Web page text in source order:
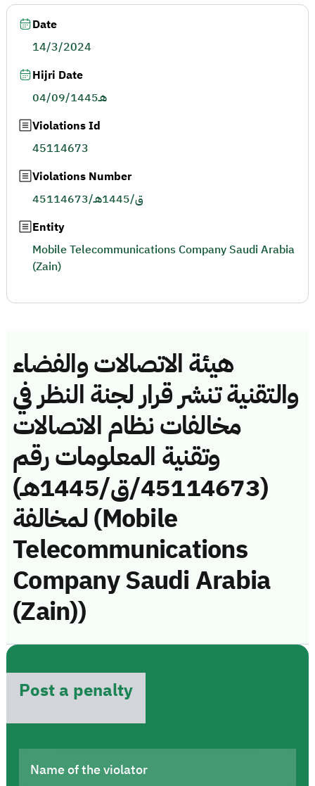
هيئة الاتصالات والفضاء
والتقنية تنشر قرار لجنة النظر في
مخالفات نظام الاتصالات
وتقنية المعلومات رقم
(45114673/ق/1445هـ)
لمخالفة (Mobile
Telecommunications
Company Saudi Arabia
(Zain))
Post a penalty
Name of the violator
Date
14/3/2024
Hijri Date
04/09/1445هـ
Violations Id
45114673
Violations Number
45114673/ق/1445هـ
Entity
Mobile Telecommunications Company Saudi Arabia
(Zain)